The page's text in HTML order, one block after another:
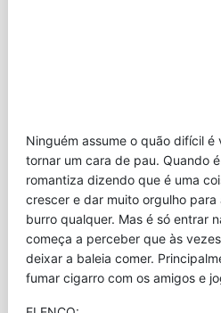
Ninguém assume o quão difícil é
tornar um cara de pau. Quando
romantiza dizendo que é uma
crescer e dar muito orgulho para
burro qualquer. Mas é só entrar
começa a perceber que às
deixar a baleia comer.
fumar cigarro com os amigos e